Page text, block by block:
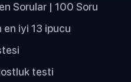
Sorular | 100 Soru
en iyi 13 ipucu
testi